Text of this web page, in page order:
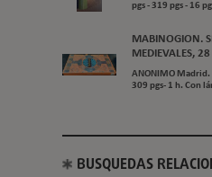
pgs - 319 pgs - 16
MABINOGION.
MEDIEVALES,
ANONIMO Madrid.
309 pgs- 1 h. Con
BUSQUEDAS